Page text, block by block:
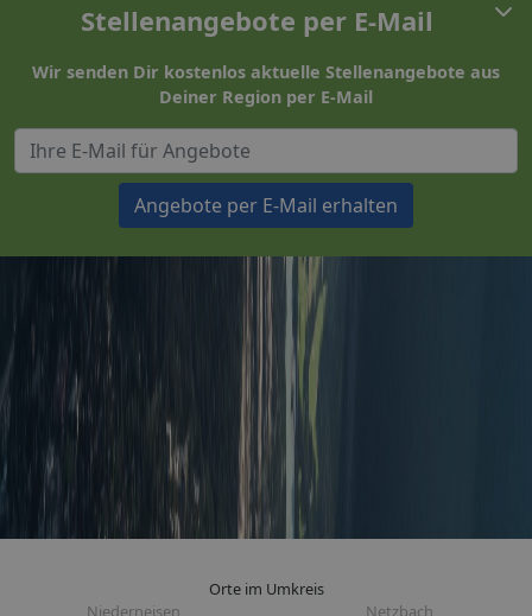
Stellenangebote per E-Mail
Wir senden Dir kostenlos aktuelle Stellenangebote aus
Deiner Region per E-Mail
Angebote per E-Mail erhalten
Orte im Umkreis